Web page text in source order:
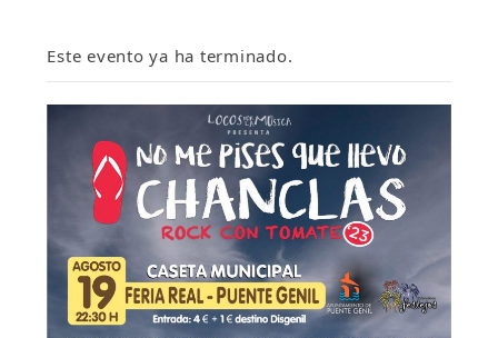
Este evento ya ha terminado.